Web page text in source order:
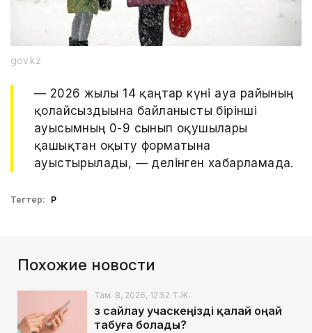
gov.kz
— 2026 жылғы 14 қаңтар күні ауа райының
қолайсыздығына байланысты бірінші
ауысымның 0-9 сынып оқушылары
қашықтан оқыту форматына
ауыстырылады, — делінген хабарламада.
Тегтер: ҚР
Похожие новости
Там. 8, 2026, 12:52 Т.Ж.
Өз сайлау учаскеңізді қалай оңай
табуға болады?